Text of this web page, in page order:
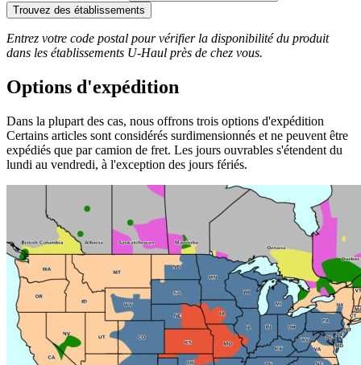
Trouvez des établissements
Entrez votre code postal pour vérifier la disponibilité du produit
dans les établissements U-Haul près de chez vous.
Options d'expédition
Dans la plupart des cas, nous offrons trois options d'expédition
Certains articles sont considérés surdimensionnés et ne peuvent être
expédiés que par camion de fret. Les jours ouvrables s'étendent du
lundi au vendredi, à l'exception des jours fériés.